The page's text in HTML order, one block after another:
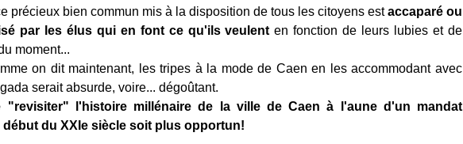
précieux bien commun mis à la disposition de tous les citoyens estaccaparé ou
par les élus qui en font ce qu'ils veulent en fonction de leurs lubies et de
moment...
on dit maintenant, les tripes à la mode de Caen en les accommodant avec
serait absurde, voire... dégoûtant.
"revisiter" l'histoire millénaire de la ville de Caen à l'aune d'un mandat
du XXIe siècle soit plus opportun!